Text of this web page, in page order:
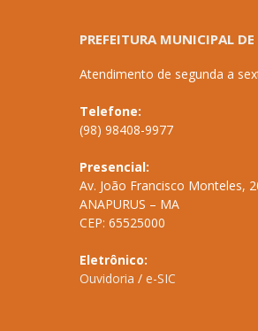
PREFEITURA MUNICIPAL
Atendimento de segunda a
Telefone:
(98) 98408-9977
Presencial:
Av. João Francisco Monteles,
ANAPURUS – MA
CEP: 65525000
Eletrônico:
Ouvidoria / e-SIC